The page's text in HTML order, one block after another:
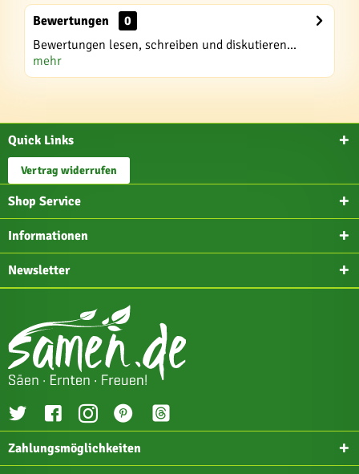
Bewertungen
0
Bewertungen lesen, schreiben und diskutieren...
mehr
Quick Links
Vertrag widerrufen
Shop Service
Informationen
Newsletter
Zahlungsmöglichkeiten